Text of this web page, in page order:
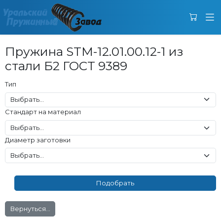
Пружина STM-12.01.00.12-1 из
стали Б2 ГОСТ 9389
Тип
Стандарт на материал
Диаметр заготовки
Вернуться...